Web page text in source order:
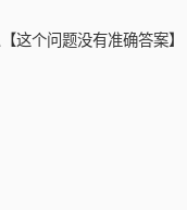
这个问题没有准确答案】